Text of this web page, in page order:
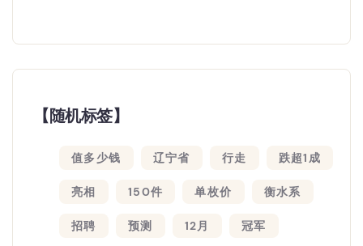
【随机标签】
值多少钱 辽宁省 行走 跌超1成
亮相 150件 单枚价 衡水系
招聘 预测 12月 冠军